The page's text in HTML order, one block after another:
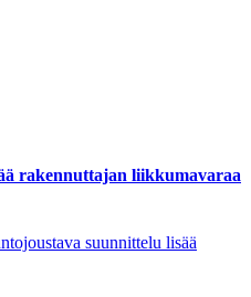
rakennuttajan liikkumavaraa
suunnittelu lisää